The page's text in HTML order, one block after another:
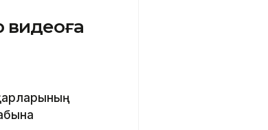
видеоға